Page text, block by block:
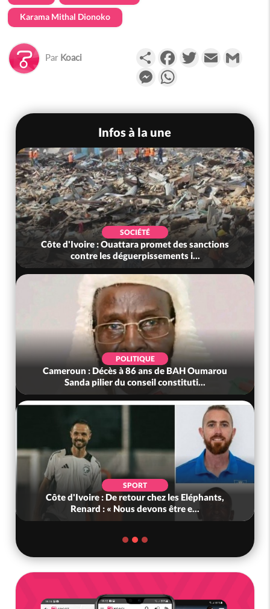
Karama Mithal Dionoko
Par Koaci PartagerFacebookTwitterEmail
Messenger
Infos à la une
SOCIÉTÉ
Côte d'Ivoire : Ouattara promet des sanctions
contre les déguerpissements i...
POLITIQUE
Cameroun : Décès à 86 ans de BAH Oumarou
Sanda pilier du conseil constituti...
SPORT
Côte d'Ivoire : De retour chez les Eléphants,
Renard : « Nous devons être e...